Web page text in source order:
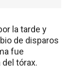
la tarde y
de disparos
fue
tórax.